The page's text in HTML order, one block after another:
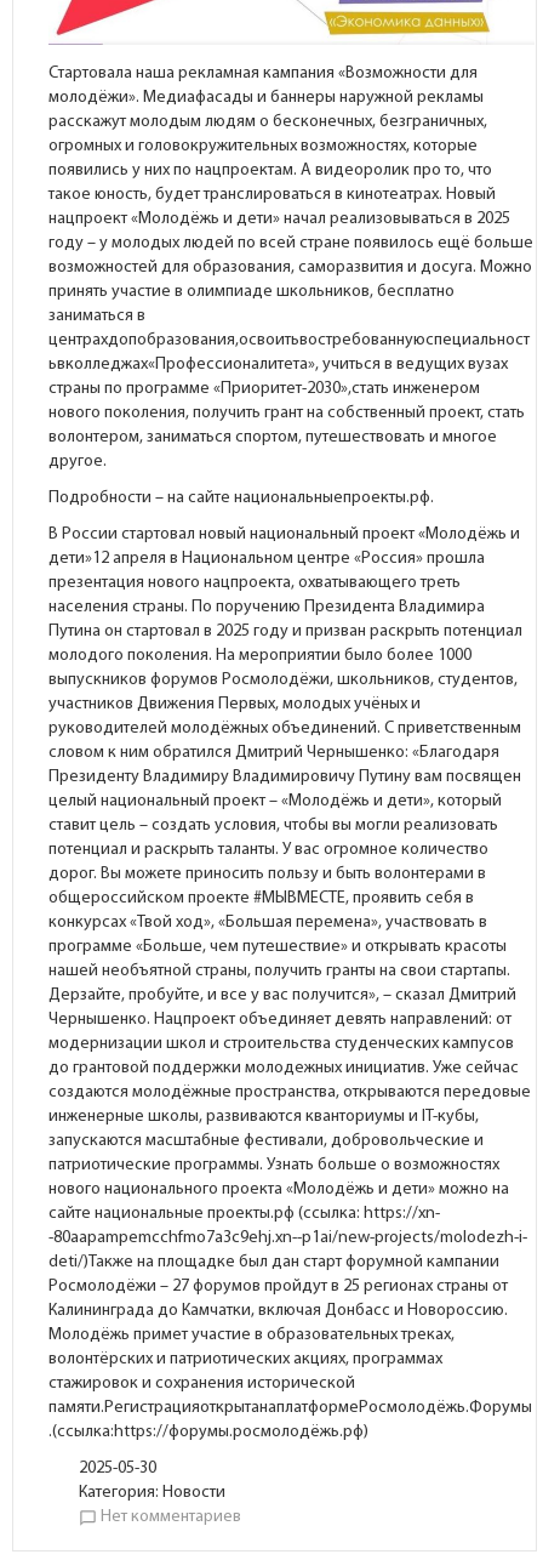
Стартовала наша рекламная кампания «Возможности для
молодёжи». Медиафасады и баннеры наружной рекламы
расскажут молодым людям о бесконечных, безграничных,
огромных и головокружительных возможностях, которые
появились у них по нацпроектам. А видеоролик про то, что
такое юность, будет транслироваться в кинотеатрах. Новый
нацпроект «Молодёжь и дети» начал реализовываться в 2025
году – у молодых людей по всей стране появилось ещё больше
возможностей для образования, саморазвития и досуга. Можно
принять участие в олимпиаде школьников, бесплатно
заниматься в
центрахдопобразования,освоитьвостребованнуюспециальност
ьвколледжах«Профессионалитета», учиться в ведущих вузах
страны по программе «Приоритет-2030»,стать инженером
нового поколения, получить грант на собственный проект, стать
волонтером, заниматься спортом, путешествовать и многое
другое.
Подробности – на сайте национальныепроекты.рф.
В России стартовал новый национальный проект «Молодёжь и
дети»12 апреля в Национальном центре «Россия» прошла
презентация нового нацпроекта, охватывающего треть
населения страны. По поручению Президента Владимира
Путина он стартовал в 2025 году и призван раскрыть потенциал
молодого поколения. На мероприятии было более 1000
выпускников форумов Росмолодёжи, школьников, студентов,
участников Движения Первых, молодых учёных и
руководителей молодёжных объединений. С приветственным
словом к ним обратился Дмитрий Чернышенко: «Благодаря
Президенту Владимиру Владимировичу Путину вам посвящен
целый национальный проект – «Молодёжь и дети», который
ставит цель – создать условия, чтобы вы могли реализовать
потенциал и раскрыть таланты. У вас огромное количество
дорог. Вы можете приносить пользу и быть волонтерами в
общероссийском проекте #МЫВМЕСТЕ, проявить себя в
конкурсах «Твой ход», «Большая перемена», участвовать в
программе «Больше, чем путешествие» и открывать красоты
нашей необъятной страны, получить гранты на свои стартапы.
Дерзайте, пробуйте, и все у вас получится», – сказал Дмитрий
Чернышенко. Нацпроект объединяет девять направлений: от
модернизации школ и строительства студенческих кампусов
до грантовой поддержки молодежных инициатив. Уже сейчас
создаются молодёжные пространства, открываются передовые
инженерные школы, развиваются кванториумы и IT-кубы,
запускаются масштабные фестивали, добровольческие и
патриотические программы. Узнать больше о возможностях
нового национального проекта «Молодёжь и дети» можно на
сайте национальные проекты.рф (ссылка: https://xn-
-80aapampemcchfmo7a3c9ehj.xn--p1ai/new-projects/molodezh-i-
deti/)Также на площадке был дан старт форумной кампании
Росмолодёжи – 27 форумов пройдут в 25 регионах страны от
Калининграда до Камчатки, включая Донбасс и Новороссию.
Молодёжь примет участие в образовательных треках,
волонтёрских и патриотических акциях, программах
стажировок и сохранения исторической
памяти.РегистрацияоткрытанаплатформеРосмолодёжь.Форумы
.(ссылка:https://форумы.росмолодёжь.рф)
2025-05-30
Категория: Новости
chat_bubble_outline Нет комментариев